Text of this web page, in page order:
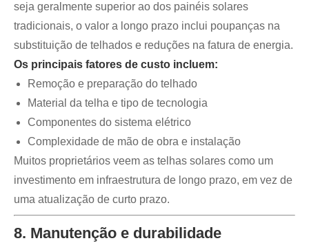
seja geralmente superior ao dos painéis solares
tradicionais, o valor a longo prazo inclui poupanças na
substituição de telhados e reduções na fatura de energia.
Os principais fatores de custo incluem:
Remoção e preparação do telhado
Material da telha e tipo de tecnologia
Componentes do sistema elétrico
Complexidade de mão de obra e instalação
Muitos proprietários veem as telhas solares como um
investimento em infraestrutura de longo prazo, em vez de
uma atualização de curto prazo.
8. Manutenção e durabilidade